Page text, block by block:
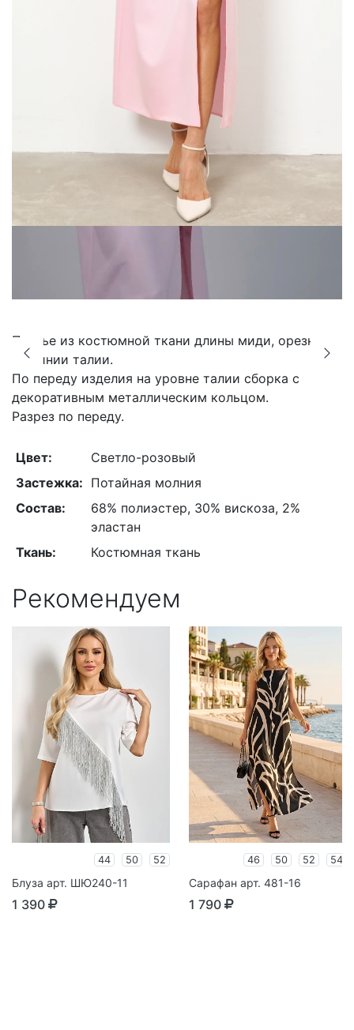
Платье из костюмной ткани длины миди, орезное
по линии талии.
По переду изделия на уровне талии сборка с
декоративным металлическим кольцом.
Разрез по переду.
Цвет:
Светло-розовый
Застежка: Потайная молния
Состав:
68% полиэстер, 30% вискоза, 2%
эластан
Ткань:
Костюмная ткань
Рекомендуем
44 50 52
Блуза арт. ШЮ240-11
1 390
46 50 52 54
Сарафан арт. 481-16
1 790